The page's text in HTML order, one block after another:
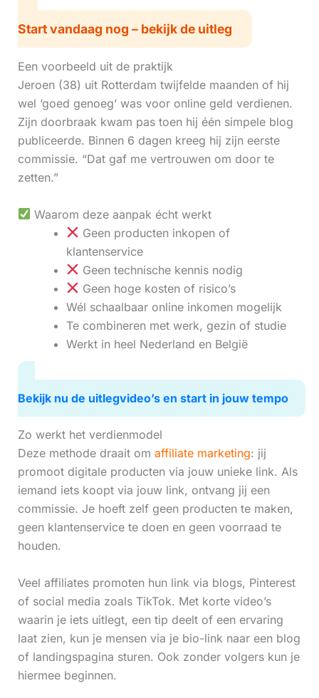
Start vandaag nog – bekijk de uitleg
Een voorbeeld uit de praktijk
Jeroen (38) uit Rotterdam twijfelde maanden of hij
wel ‘goed genoeg’ was voor online geld verdienen.
Zijn doorbraak kwam pas toen hij één simpele blog
publiceerde. Binnen 6 dagen kreeg hij zijn eerste
commissie. “Dat gaf me vertrouwen om door te
zetten.”
Waarom deze aanpak écht werkt
Geen producten inkopen of
klantenservice
Geen technische kennis nodig
Geen hoge kosten of risico’s
Wél schaalbaar online inkomen mogelijk
Te combineren met werk, gezin of studie
Werkt in heel Nederland en België
Bekijk nu de uitlegvideo’s en start in jouw tempo
Zo werkt het verdienmodel
Deze methode draait om affiliate marketing: jij
promoot digitale producten via jouw unieke link. Als
iemand iets koopt via jouw link, ontvang jij een
commissie. Je hoeft zelf geen producten te maken,
geen klantenservice te doen en geen voorraad te
houden.
Veel affiliates promoten hun link via blogs, Pinterest
of social media zoals TikTok. Met korte video’s
waarin je iets uitlegt, een tip deelt of een ervaring
laat zien, kun je mensen via je bio-link naar een blog
of landingspagina sturen. Ook zonder volgers kun je
hiermee beginnen.